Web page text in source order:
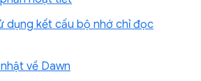
dụng kết cấu bộ nhớ chỉ đọc
về Dawn